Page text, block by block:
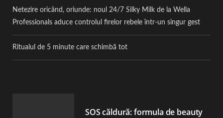
Netezire oricând, oriunde: noul 24/7 Silky Milk de la Wella
Professionals aduce controlul firelor rebele într-un singur gest
Ritualul de 5 minute care schimbă tot
SOS căldură: formula de beauty